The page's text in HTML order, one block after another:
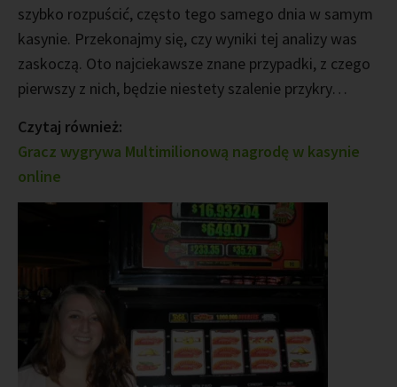
szybko rozpuścić, często tego samego dnia w samym
kasynie. Przekonajmy się, czy wyniki tej analizy was
zaskoczą. Oto najciekawsze znane przypadki, z czego
pierwszy z nich, będzie niestety szalenie przykry…
Czytaj również:
Gracz wygrywa Multimilionową nagrodę w kasynie
online